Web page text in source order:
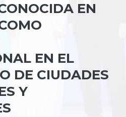
EN
EN EL
DE CIUDADES
Y